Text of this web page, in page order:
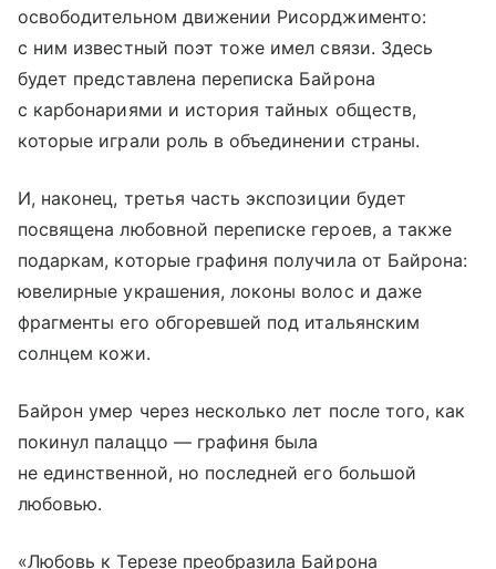
освободительном движении Рисорджименто:
с ним известный поэт тоже имел связи. Здесь
будет представлена переписка Байрона
с карбонариями и история тайных обществ,
которые играли роль в объединении страны.
И, наконец, третья часть экспозиции будет
посвящена любовной переписке героев, а также
подаркам, которые графиня получила от Байрона:
ювелирные украшения, локоны волос и даже
фрагменты его обгоревшей под итальянским
солнцем кожи.
Байрон умер через несколько лет после того, как
покинул палаццо — графиня была
не единственной, но последней его большой
любовью.
«Любовь к Терезе преобразила Байрона